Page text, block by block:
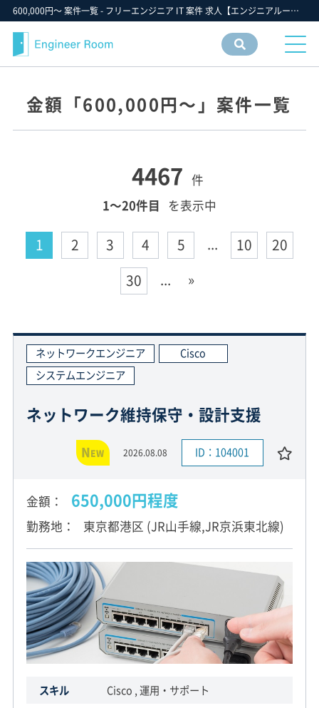
600,000円〜 案件一覧 - フリーエンジニア IT 案件 求人【エンジニアルーム】ITフリーランス ITエンジニア IT個人事業主 仕事 転職 募集
金額「600,000円〜」案件一覧
4467 件
1〜20件目
を表示中
1 2 3 4 5 ... 10
20
30
... »
ネットワークエンジニア
Cisco
システムエンジニア
ネットワーク維持保守・設計支援
NEW 2026.08.08 ID：104001
金額 650,000円程度
勤務地 東京都港区 (JR山手線,JR京浜東北線)
スキル Cisco , 運用・サポート